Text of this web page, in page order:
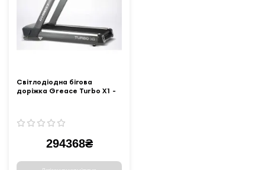
Світлодіодна бігова
доріжка Greace Turbo X1 -
294368₴